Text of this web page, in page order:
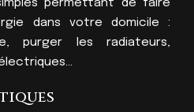
permettant de faire
dans votre domicile :
purger les radiateurs,